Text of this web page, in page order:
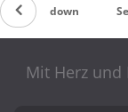
Countdown
Mit Herz und